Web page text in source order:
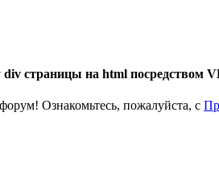
страницы на html посредством
Ознакомьтесь, пожалуйста, с